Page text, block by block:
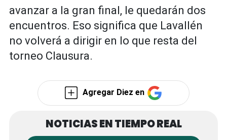
avanzar a la gran final, le quedarán dos
encuentros. Eso significa que Lavallén
no volverá a dirigir en lo que resta del
torneo Clausura.
Agregar Diez en